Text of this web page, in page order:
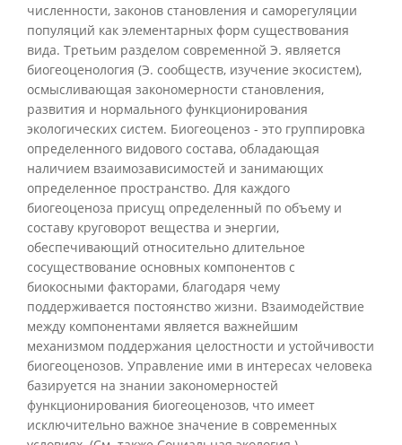
численности, законов становления и саморегуляции
популяций как элементарных форм существования
вида. Третьим разделом современной Э. является
биогеоценология (Э. сообществ, изучение экосистем),
осмысливающая закономерности становления,
развития и нормального функционирования
экологических систем. Биогеоценоз - это группировка
определенного видового состава, обладающая
наличием взаимозависимостей и занимающих
определенное пространство. Для каждого
биогеоценоза присущ определенный по объему и
составу круговорот вещества и энергии,
обеспечивающий относительно длительное
сосуществование основных компонентов с
биокосными факторами, благодаря чему
поддерживается постоянство жизни. Взаимодействие
между компонентами является важнейшим
механизмом поддержания целостности и устойчивости
биогеоценозов. Управление ими в интересах человека
базируется на знании закономерностей
функционирования биогеоценозов, что имеет
исключительно важное значение в современных